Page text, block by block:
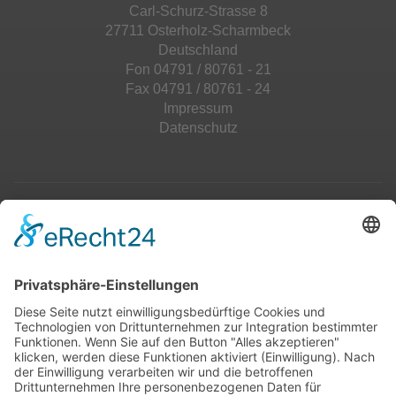
Carl-Schurz-Strasse 8
27711 Osterholz-Scharmbeck
Deutschland
Fon 04791 / 80761 - 21
Fax 04791 / 80761 - 24
Impressum
Datenschutz
Jahrescharts
Top 100